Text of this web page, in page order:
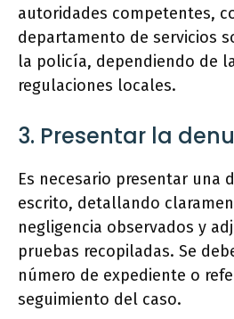
autoridades competentes,
departamento de servicios
la policía, dependiendo de
regulaciones locales.
3. Presentar la
Es necesario presentar una
escrito, detallando
negligencia observados y
pruebas recopiladas. Se
número de expediente o
seguimiento del caso.